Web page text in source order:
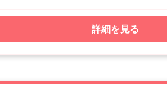
詳細を見る